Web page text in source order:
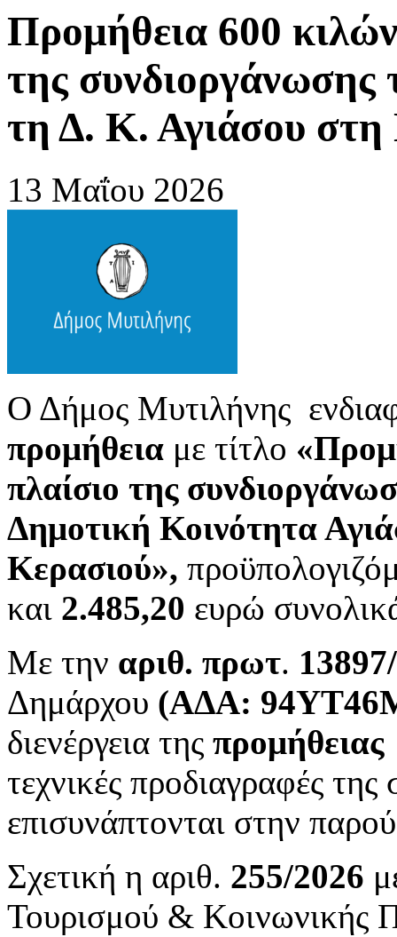
Προμήθεια 600
της
τη Δ. Κ. Αγιάσου στη
13 Μαΐου 2026
Ο Δήμος Μυτιλήνης
προμήθεια με τίτλο
πλαίσιο της
Δημοτική Κοινότητα
Κερασιού»,
και 2.485,20 ευρώ
Με την αριθ. πρωτ.
Δημάρχου (ΑΔΑ:
διενέργεια της προμήθειας
τεχνικές προδιαγραφές
επισυνάπτονται στην
Σχετική η αριθ. 255/2026
Τουρισμού & Κοινωνικής